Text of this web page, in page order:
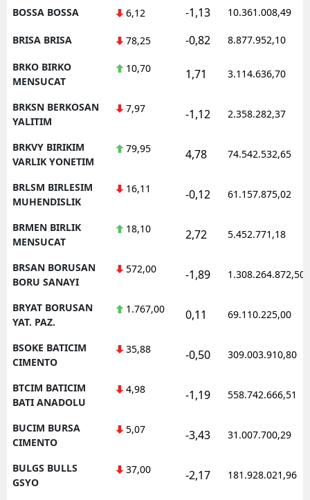
BOSSA BOSSA 6,12 -1,13 10.361.008,49
BRISA BRISA 78,25 -0,82 8.877.952,10
BRKO BIRKO
MENSUCAT
10,70 1,71 3.114.636,70
BRKSN BERKOSAN
YALITIM
7,97 -1,12 2.358.282,37
BRKVY BIRIKIM
VARLIK YONETIM
79,95 4,78 74.542.532,65
BRLSM BIRLESIM
MUHENDISLIK
16,11 -0,12 61.157.875,02
BRMEN BIRLIK
MENSUCAT
18,10 2,72 5.452.771,18
BRSAN BORUSAN
BORU SANAYI
572,00 -1,89 1.308.264.872,50
BRYAT BORUSAN
YAT. PAZ.
1.767,00 0,11 69.110.225,00
BSOKE BATICIM
CIMENTO
35,88 -0,50 309.003.910,80
BTCIM BATICIM
BATI ANADOLU
4,98 -1,19 558.742.666,51
BUCIM BURSA
CIMENTO
5,07 -3,43 31.007.700,29
BULGS BULLS
GSYO
37,00 -2,17 181.928.021,96